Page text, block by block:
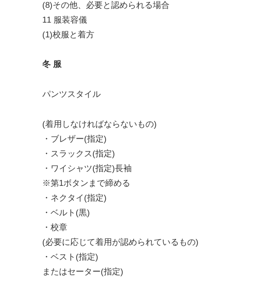
(8)その他、必要と認められる場合
11 服装容儀
(1)校服と着方
冬 服
パンツスタイル
(着用しなければならないもの)
・ブレザー(指定)
・スラックス(指定)
・ワイシャツ(指定)長袖
※第1ボタンまで締める
・ネクタイ(指定)
・ベルト(黒)
・校章
(必要に応じて着用が認められているもの)
・ベスト(指定)
またはセーター(指定)